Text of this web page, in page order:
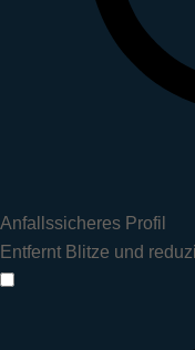
Anfallssicheres Profil
Entfernt Blitze und
Anfallssicheres Profil